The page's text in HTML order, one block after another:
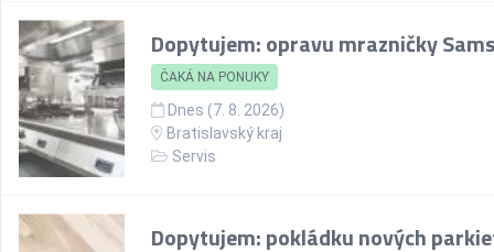
Dopytujem: opravu mrazničky
ČAKÁ NA PONUKY
Dnes (7. 8. 2026)
Bratislavský kraj
Servis
Dopytujem: pokládku nových